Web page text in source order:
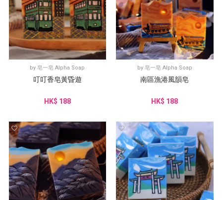
by皂一皂 Alpha Soap
叮叮香皂黃昏遊
HK$ 188
by 皂一皂 Alpha Soap
南區漁港風韻皂
HK$ 188